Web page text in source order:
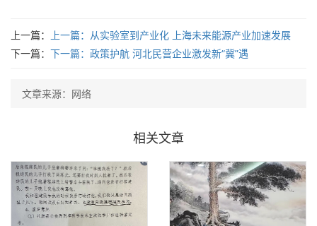
上一篇： 上一篇： 从实验室到产业化 上海未来能源产业加速发展
下一篇： 下一篇： 政策护航 河北民营企业激发新“冀”遇
文章来源：网络
相关文章